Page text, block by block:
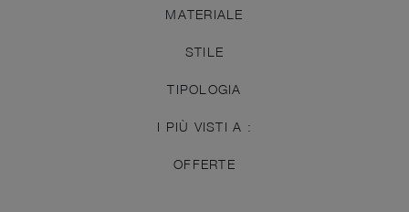
MATERIALE
STILE
TIPOLOGIA
I PIÙ VISTI A :
OFFERTE